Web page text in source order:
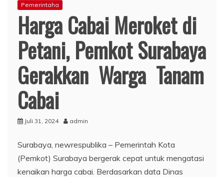
Pemerintaha
Harga Cabai Meroket di
Petani, Pemkot Surabaya
Gerakkan Warga Tanam
Cabai
Juli 31, 2024 admin
Surabaya, newrespublika – Pemerintah Kota
(Pemkot) Surabaya bergerak cepat untuk mengatasi
kenaikan harga cabai. Berdasarkan data Dinas